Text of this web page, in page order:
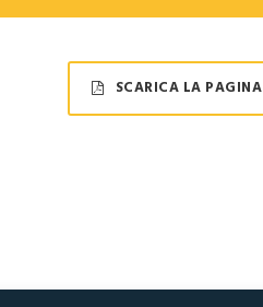
SCARICA LA PAGINA
–